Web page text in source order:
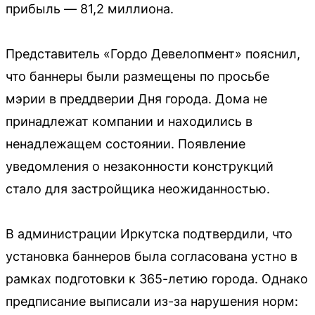
прибыль — 81,2 миллиона.
Представитель «Гордо Девелопмент» пояснил,
что баннеры были размещены по просьбе
мэрии в преддверии Дня города. Дома не
принадлежат компании и находились в
ненадлежащем состоянии. Появление
уведомления о незаконности конструкций
стало для застройщика неожиданностью.
В администрации Иркутска подтвердили, что
установка баннеров была согласована устно в
рамках подготовки к 365-летию города. Однако
предписание выписали из-за нарушения норм: